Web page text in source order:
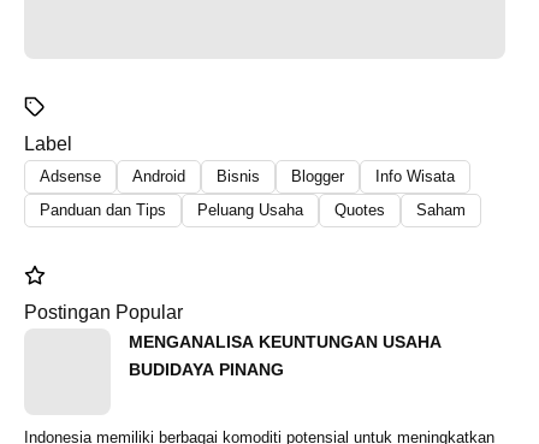
Label
Adsense Android Bisnis Blogger
Info Wisata
Panduan dan Tips
Peluang Usaha Quotes Saham
Postingan Popular
MENGANALISA KEUNTUNGAN USAHA
BUDIDAYA PINANG
Indonesia memiliki berbagai komoditi potensial untuk meningkatkan